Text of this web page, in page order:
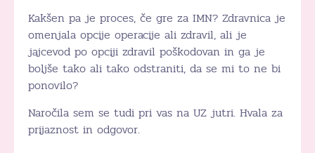
Kakšen pa je proces, če gre za IMN? Zdravnica je
omenjala opcije operacije ali zdravil, ali je
jajcevod po opciji zdravil poškodovan in ga je
boljše tako ali tako odstraniti, da se mi to ne bi
ponovilo?
Naročila sem se tudi pri vas na UZ jutri. Hvala za
prijaznost in odgovor.